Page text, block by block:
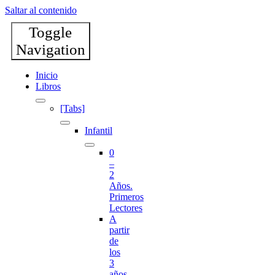
Saltar al contenido
Toggle
Navigation
Inicio
Libros
[Tabs]
Infantil
0
–
2
Años.
Primeros
Lectores
A
partir
de
los
3